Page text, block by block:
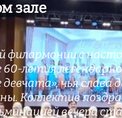
зале
филармонии с
летия
чья слава
Коллектив
вечера